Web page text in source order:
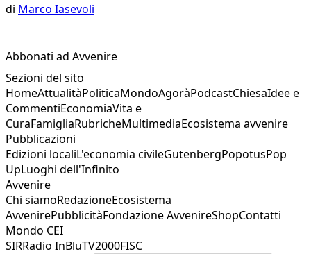
di Marco Iasevoli
Abbonati ad Avvenire
Sezioni del sito
HomeAttualitàPoliticaMondoAgoràPodcastChiesaIdee e
CommentiEconomiaVita e
CuraFamigliaRubricheMultimediaEcosistema avvenire
Pubblicazioni
Edizioni localiL'economia civileGutenbergPopotusPop
UpLuoghi dell'Infinito
Avvenire
Chi siamoRedazioneEcosistema
AvvenirePubblicitàFondazione AvvenireShopContatti
Mondo CEI
SIRRadio InBluTV2000FISC